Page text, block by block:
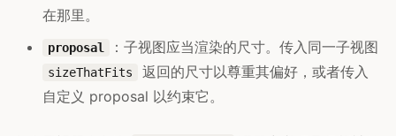
在那里。
proposal ：子视图应当渲染的尺寸。传入同一子视图
sizeThatFits
返回的尺寸以尊重其偏好，或者传入
自定义 proposal 以约束它。